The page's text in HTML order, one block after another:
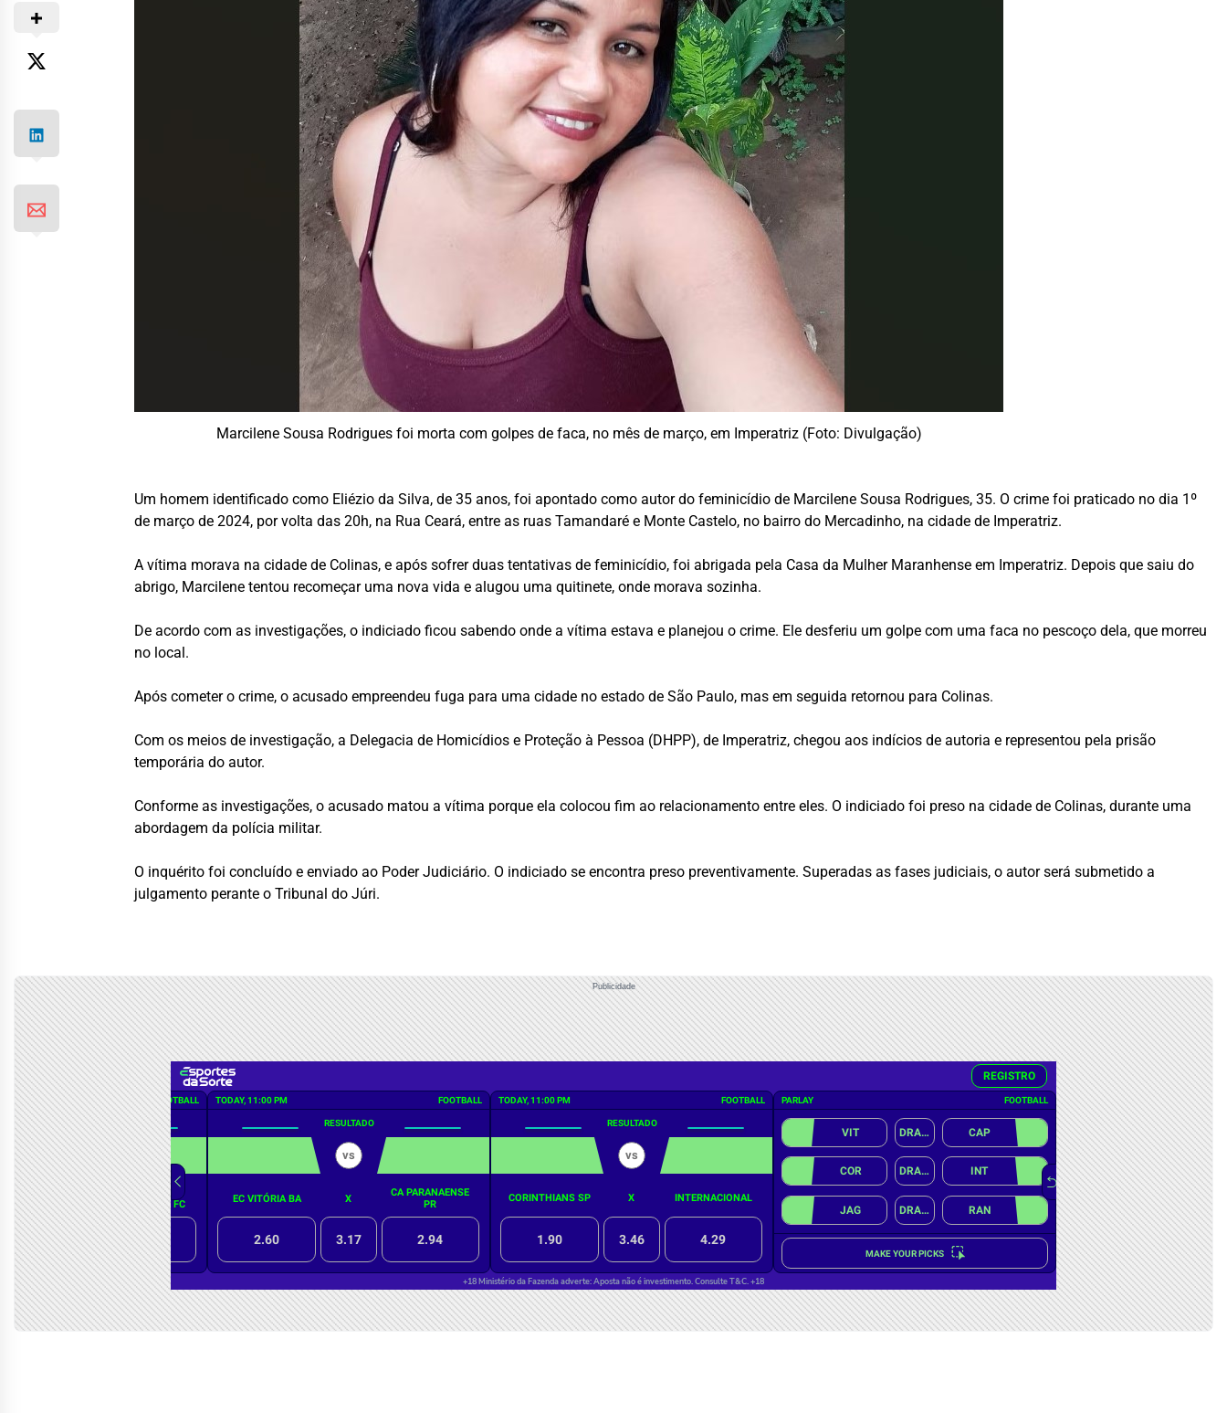
Marcilene Sousa Rodrigues foi morta com golpes de faca, no mês de março, em Imperatriz (Foto: Divulgação)
Um homem identificado como Eliézio da Silva, de 35 anos, foi apontado como autor do feminicídio de Marcilene Sousa Rodrigues, 35. O crime foi praticado no dia 1º
de março de 2024, por volta das 20h, na Rua Ceará, entre as ruas Tamandaré e Monte Castelo, no bairro do Mercadinho, na cidade de Imperatriz.
A vítima morava na cidade de Colinas, e após sofrer duas tentativas de feminicídio, foi abrigada pela Casa da Mulher Maranhense em Imperatriz. Depois que saiu do
abrigo, Marcilene tentou recomeçar uma nova vida e alugou uma quitinete, onde morava sozinha.
De acordo com as investigações, o indiciado ficou sabendo onde a vítima estava e planejou o crime. Ele desferiu um golpe com uma faca no pescoço dela, que morreu
no local.
Após cometer o crime, o acusado empreendeu fuga para uma cidade no estado de São Paulo, mas em seguida retornou para Colinas.
Com os meios de investigação, a Delegacia de Homicídios e Proteção à Pessoa (DHPP), de Imperatriz, chegou aos indícios de autoria e representou pela prisão
temporária do autor.
Conforme as investigações, o acusado matou a vítima porque ela colocou fim ao relacionamento entre eles. O indiciado foi preso na cidade de Colinas, durante uma
abordagem da polícia militar.
O inquérito foi concluído e enviado ao Poder Judiciário. O indiciado se encontra preso preventivamente. Superadas as fases judiciais, o autor será submetido a
julgamento perante o Tribunal do Júri.
Publicidade